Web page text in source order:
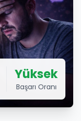
Yüksek
Başarı Oranı